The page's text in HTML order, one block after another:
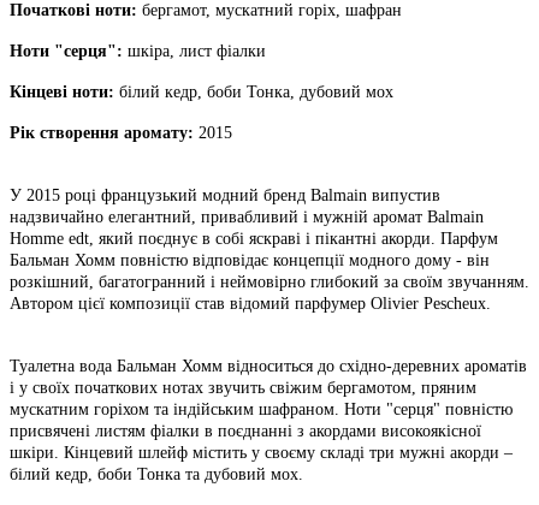
Початкові ноти: бергамот, мускатний горіх, шафран
Ноти "серця": шкіра, лист фіалки
Кінцеві ноти: білий кедр, боби Тонка, дубовий мох
Рік створення аромату: 2015
У 2015 році французький модний бренд Balmain випустив
надзвичайно елегантний, привабливий і мужній аромат Balmain
Homme edt, який поєднує в собі яскраві і пікантні акорди. Парфум
Бальман Хомм повністю відповідає концепції модного дому - він
розкішний, багатогранний і неймовірно глибокий за своїм звучанням.
Автором цієї композиції став відомий парфумер Olivier Pescheux.
Туалетна вода Бальман Хомм відноситься до східно-деревних ароматів
і у своїх початкових нотах звучить свіжим бергамотом, пряним
мускатним горіхом та індійським шафраном. Ноти "серця" повністю
присвячені листям фіалки в поєднанні з акордами високоякісної
шкіри. Кінцевий шлейф містить у своєму складі три мужні акорди –
білий кедр, боби Тонка та дубовий мох.